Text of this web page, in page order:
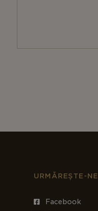
URMĂREȘTE-NE
Facebook